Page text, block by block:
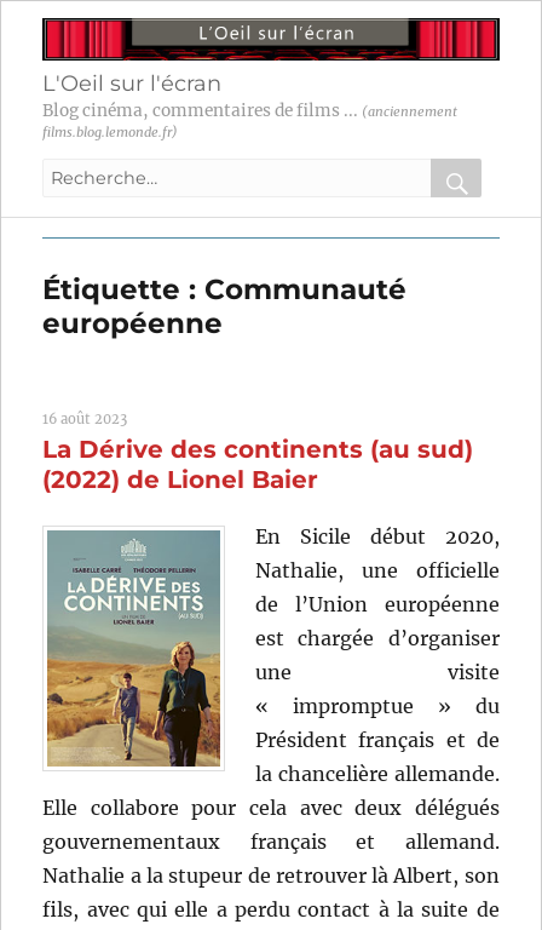
L'Oeil sur l'écran
Blog cinéma, commentaires de films ... (anciennement
films.blog.lemonde.fr)
Recherche
:
OK
Étiquette : Communauté
européenne
16 août 2023
La Dérive des continents (au sud)
(2022) de Lionel Baier
En Sicile début 2020,
Nathalie, une officielle
de l’Union européenne
est chargée d’organiser
une visite
« impromptue » du
Président français et de
la chancelière allemande.
Elle collabore pour cela avec deux délégués
gouvernementaux français et allemand.
Nathalie a la stupeur de retrouver là Albert, son
fils, avec qui elle a perdu contact à la suite de